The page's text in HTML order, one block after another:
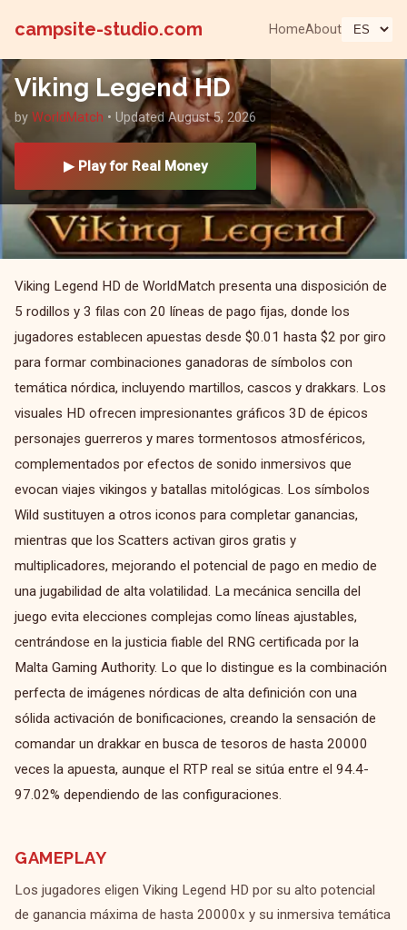
campsite-studio.com HomeAbout
Viking Legend HD
by WorldMatch • Updated August 5, 2026
▶ Play for Real Money
Viking Legend HD de WorldMatch presenta una disposición de
5 rodillos y 3 filas con 20 líneas de pago fijas, donde los
jugadores establecen apuestas desde $0.01 hasta $2 por giro
para formar combinaciones ganadoras de símbolos con
temática nórdica, incluyendo martillos, cascos y drakkars. Los
visuales HD ofrecen impresionantes gráficos 3D de épicos
personajes guerreros y mares tormentosos atmosféricos,
complementados por efectos de sonido inmersivos que
evocan viajes vikingos y batallas mitológicas. Los símbolos
Wild sustituyen a otros iconos para completar ganancias,
mientras que los Scatters activan giros gratis y
multiplicadores, mejorando el potencial de pago en medio de
una jugabilidad de alta volatilidad. La mecánica sencilla del
juego evita elecciones complejas como líneas ajustables,
centrándose en la justicia fiable del RNG certificada por la
Malta Gaming Authority. Lo que lo distingue es la combinación
perfecta de imágenes nórdicas de alta definición con una
sólida activación de bonificaciones, creando la sensación de
comandar un drakkar en busca de tesoros de hasta 20000
veces la apuesta, aunque el RTP real se sitúa entre el 94.4-
97.02% dependiendo de las configuraciones.
GAMEPLAY
Los jugadores eligen Viking Legend HD por su alto potencial
de ganancia máxima de hasta 20000x y su inmersiva temática